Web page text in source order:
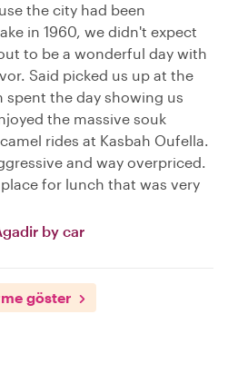
the city had been
in 1960, we didn't expect
to be a wonderful day with
Said picked us up at the
the day showing us
the massive souk
rides at Kasbah Oufella.
and way overpriced.
for lunch that was very
by car
göster